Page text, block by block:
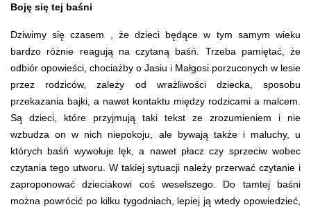
Boję się tej baśni 
Dziwimy się czasem , że dzieci będące w tym samym wieku
bardzo różnie reagują na czytaną baśń. Trzeba pamiętać, że
odbiór opowieści, chociażby o Jasiu i Małgosi porzuconych w lesie
przez rodziców, zależy od wrażliwości dziecka, sposobu
przekazania bajki, a nawet kontaktu między rodzicami a malcem.
Są dzieci, które przyjmują taki tekst ze zrozumieniem i nie
wzbudza on w nich niepokoju, ale bywają także i maluchy, u
których baśń wywołuje lęk, a nawet płacz czy sprzeciw wobec
czytania tego utworu. W takiej sytuacji należy przerwać czytanie i
zaproponować dzieciakowi coś weselszego. Do tamtej baśni
można powrócić po kilku tygodniach, lepiej ją wtedy opowiedzieć,